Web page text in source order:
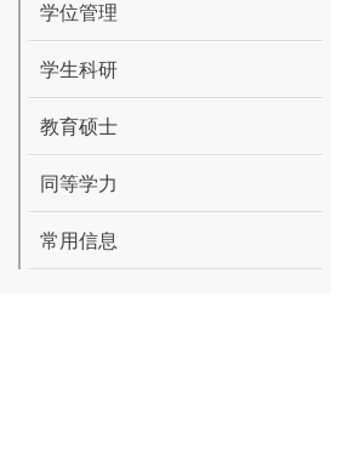
学位管理
学生科研
教育硕士
同等学力
常用信息